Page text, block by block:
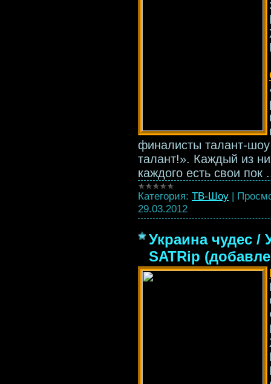
финалисты талант-
талант!». Каждый из
каждого есть свои пок
Категория: ТВ-Шоу |
29.03.2012
Украина чудес /
SATRip